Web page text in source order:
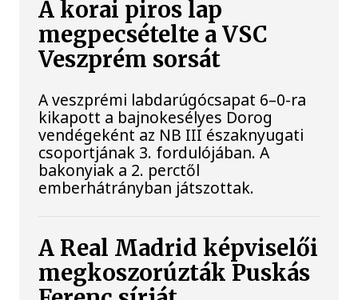
A korai piros lap
megpecsételte a VSC
Veszprém sorsát
A veszprémi labdarúgócsapat 6–0-ra
kikapott a bajnokesélyes Dorog
vendégeként az NB III északnyugati
csoportjának 3. fordulójában. A
bakonyiak a 2. perctől
emberhátrányban játszottak.
A Real Madrid képviselői
megkoszorúzták Puskás